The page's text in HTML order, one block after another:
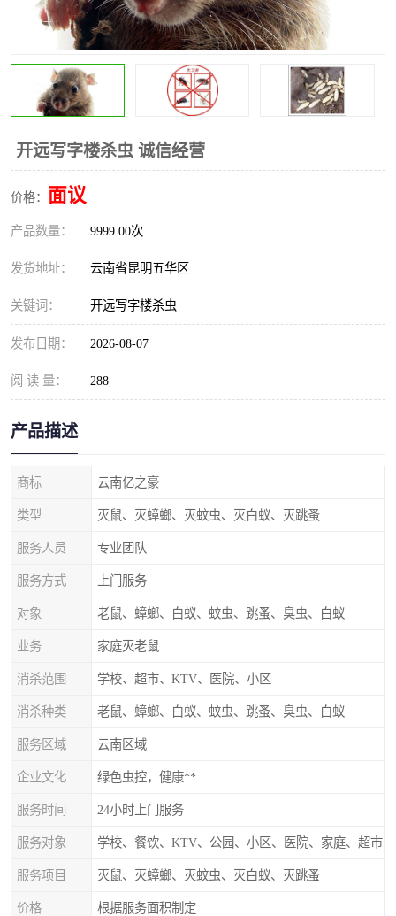
开远写字楼杀虫 诚信经营
价格： 面议
产品数量： 9999.00次
发货地址： 云南省昆明五华区
关键词： 开远写字楼杀虫
发布日期： 2026-08-07
阅 读 量： 288
产品描述
商标 云南亿之豪
类型 灭鼠、灭蟑螂、灭蚊虫、灭白蚁、灭跳蚤
服务人员 专业团队
服务方式 上门服务
对象 老鼠、蟑螂、白蚁、蚊虫、跳蚤、臭虫、白蚁
业务 家庭灭老鼠
消杀范围 学校、超市、KTV、医院、小区
消杀种类 老鼠、蟑螂、白蚁、蚊虫、跳蚤、臭虫、白蚁
服务区域 云南区域
企业文化 绿色虫控，健康**
服务时间 24小时上门服务
服务对象 学校、餐饮、KTV、公园、小区、医院、家庭、超市
服务项目 灭鼠、灭蟑螂、灭蚊虫、灭白蚁、灭跳蚤
价格 根据服务面积制定